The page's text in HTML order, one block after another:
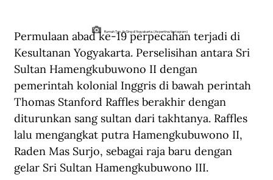
Rumah Tan Jin Sing di Yogyakarta. (Aspertina/Instagram)
Permulaan abad ke-19 perpecahan terjadi di
Kesultanan Yogyakarta. Perselisihan antara Sri
Sultan Hamengkubuwono II dengan
pemerintah kolonial Inggris di bawah perintah
Thomas Stanford Raffles berakhir dengan
diturunkan sang sultan dari takhtanya. Raffles
lalu mengangkat putra Hamengkubuwono II,
Raden Mas Surjo, sebagai raja baru dengan
gelar Sri Sultan Hamengkubuwono III.